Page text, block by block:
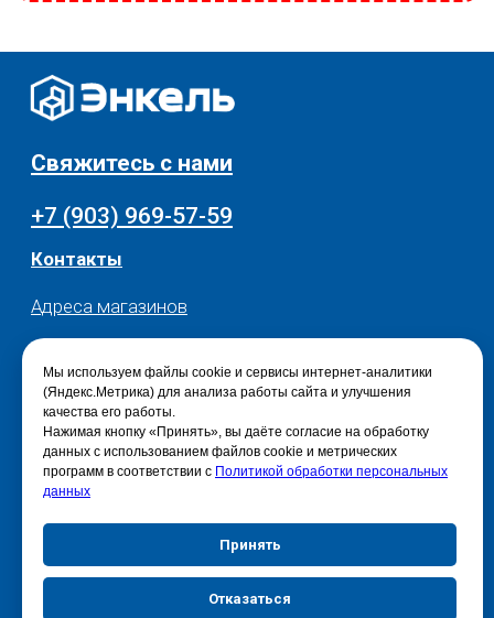
Мы используем файлы cookie и сервисы интернет-аналитики
(Яндекс.Метрика) для анализа работы сайта и улучшения
качества его работы.
Нажимая кнопку «Принять», вы даёте согласие на обработку
данных с использованием файлов cookie и метрических
программ в соответствии с Политикой обработки персональных
данных
Принять
Отказаться